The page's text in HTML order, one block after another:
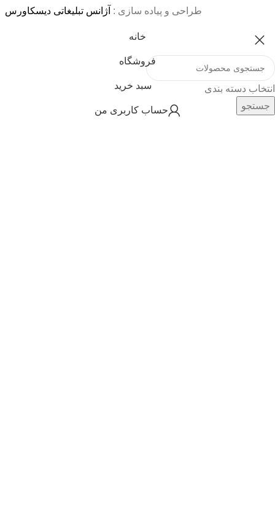
طراحی و پیاده سازی : آژانس تبلیغاتی دیسکاورس
انتخاب دسته بندی
جستجو
خانه
فروشگاه
سبد خرید
حساب کاربری من